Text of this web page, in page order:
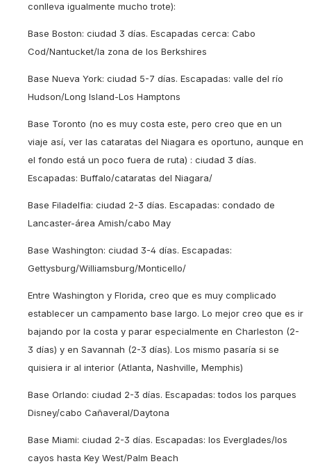
conlleva igualmente mucho trote):
Base Boston: ciudad 3 días. Escapadas cerca: Cabo
Cod/Nantucket/la zona de los Berkshires
Base Nueva York: ciudad 5-7 días. Escapadas: valle del río
Hudson/Long Island-Los Hamptons
Base Toronto (no es muy costa este, pero creo que en un
viaje así, ver las cataratas del Niagara es oportuno, aunque en
el fondo está un poco fuera de ruta) : ciudad 3 días.
Escapadas: Buffalo/cataratas del Niagara/
Base Filadelfia: ciudad 2-3 días. Escapadas: condado de
Lancaster-área Amish/cabo May
Base Washington: ciudad 3-4 días. Escapadas:
Gettysburg/Williamsburg/Monticello/
Entre Washington y Florida, creo que es muy complicado
establecer un campamento base largo. Lo mejor creo que es ir
bajando por la costa y parar especialmente en Charleston (2-
3 días) y en Savannah (2-3 días). Los mismo pasaría si se
quisiera ir al interior (Atlanta, Nashville, Memphis)
Base Orlando: ciudad 2-3 días. Escapadas: todos los parques
Disney/cabo Cañaveral/Daytona
Base Miami: ciudad 2-3 días. Escapadas: los Everglades/los
cayos hasta Key West/Palm Beach